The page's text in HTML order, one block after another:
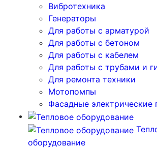
Вибротехника
Генераторы
Для работы с арматурой
Для работы с бетоном
Для работы с кабелем
Для работы с трубами и
Для ремонта техники
Мотопомпы
Фасадные электрические
оборудование